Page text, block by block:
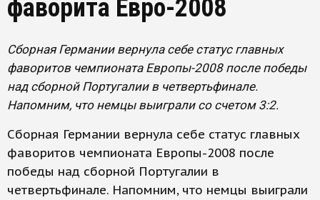
фаворита Евро-2008
Сборная Германии вернула себе статус главных
фаворитов чемпионата Европы-2008 после победы
над сборной Португалии в четвертьфинале.
Напомним, что немцы выиграли со счетом 3:2.
Сборная Германии вернула себе статус главных
фаворитов чемпионата Европы-2008 после
победы над сборной Португалии в
четвертьфинале. Напомним, что немцы выиграли